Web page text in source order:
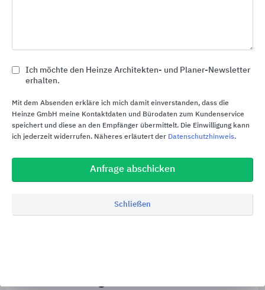
EU-Taxonomie & DGNB/BREEAM/BNB: Die
Taxonomie sowie diverse Zertifizierungen für
Verwendet werden Hölzer aus
zertifizierter, nachhaltiger Forstwirtschaft
Ich möchte den Heinze Architekten- und Planer-Newsletter
erhalten.
Mit dem Absenden erkläre ich mich damit einverstanden, dass die
Heinze GmbH meine Kontaktdaten und Bürodaten zum Kundenservice
speichert und diese an den Empfänger übermittelt. Die Einwilligung kann
ich jederzeit widerrufen. Näheres erläutert der Datenschutzhinweis.
Anfrage abschicken
Schließen